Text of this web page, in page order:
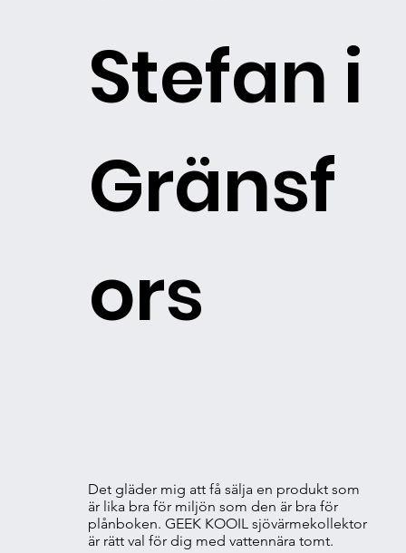
Stefan i
Gränsf
ors
Det gläder mig att få sälja en produkt som
är lika bra för miljön som den är bra för
plånboken. GEEK KOOIL sjövärmekollektor
är rätt val för dig med vattennära tomt.